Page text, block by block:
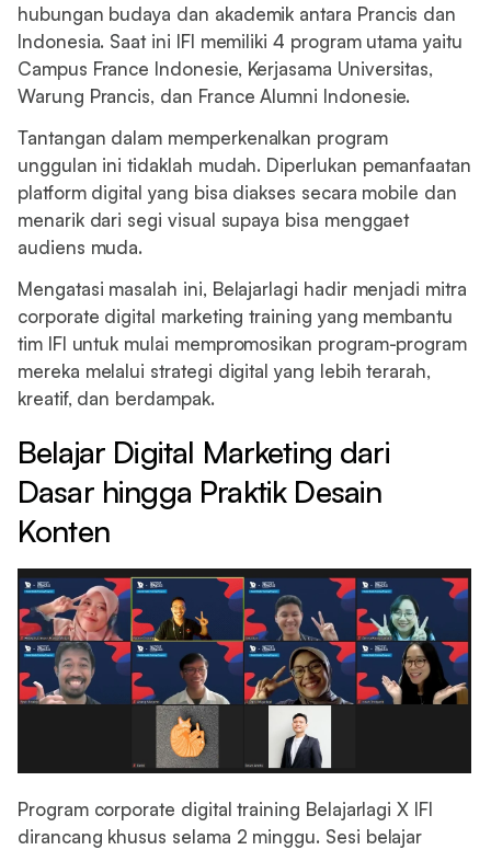
hubungan budaya dan akademik antara Prancis dan
Indonesia. Saat ini IFI memiliki 4 program utama yaitu
Campus France Indonesie, Kerjasama Universitas,
Warung Prancis, dan France Alumni Indonesie.
Tantangan dalam memperkenalkan program
unggulan ini tidaklah mudah. Diperlukan pemanfaatan
platform digital yang bisa diakses secara mobile dan
menarik dari segi visual supaya bisa menggaet
audiens muda.
Mengatasi masalah ini, Belajarlagi hadir menjadi mitra
corporate digital marketing training yang membantu
tim IFI untuk mulai mempromosikan program-program
mereka melalui strategi digital yang lebih terarah,
kreatif, dan berdampak.
Belajar Digital Marketing dari
Dasar hingga Praktik Desain
Konten
Program corporate digital training Belajarlagi X IFI
dirancang khusus selama 2 minggu. Sesi belajar